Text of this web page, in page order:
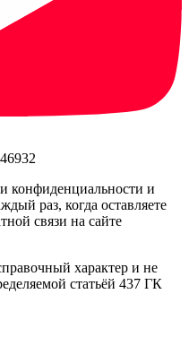
конфиденциальности и
раз, когда оставляете
связи на сайте
характер и не
статьёй 437 ГК